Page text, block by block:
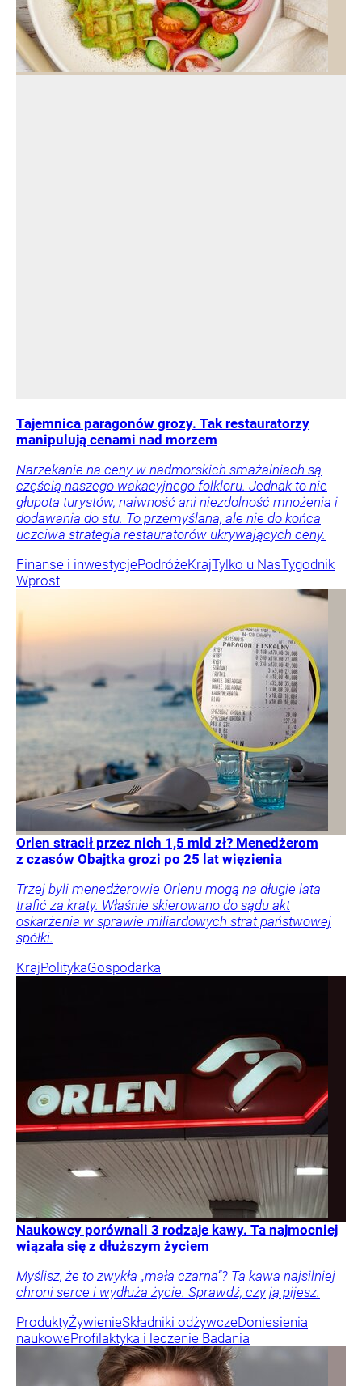
Tajemnica paragonów grozy. Tak restauratorzy
manipulują cenami nad morzem
Narzekanie na ceny w nadmorskich smażalniach są
częścią naszego wakacyjnego folkloru. Jednak to nie
głupota turystów, naiwność ani niezdolność mnożenia i
dodawania do stu. To przemyślana, ale nie do końca
uczciwa strategia restauratorów ukrywających ceny.
Finanse i inwestycjePodróżeKrajTylko u NasTygodnik
Wprost
Orlen stracił przez nich 1,5 mld zł? Menedżerom
z czasów Obajtka grozi po 25 lat więzienia
Trzej byli menedżerowie Orlenu mogą na długie lata
trafić za kraty. Właśnie skierowano do sądu akt
oskarżenia w sprawie miliardowych strat państwowej
spółki.
KrajPolitykaGospodarka
Naukowcy porównali 3 rodzaje kawy. Ta najmocniej
wiązała się z dłuższym życiem
Myślisz, że to zwykła „mała czarna”? Ta kawa najsilniej
chroni serce i wydłuża życie. Sprawdź, czy ją pijesz.
ProduktyŻywienieSkładniki odżywczeDoniesienia
naukoweProfilaktyka i leczenie Badania